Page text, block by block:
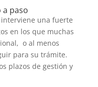
paso
una fuerte
en los que muchas
o al menos
para su trámite.
plazos de gestión y